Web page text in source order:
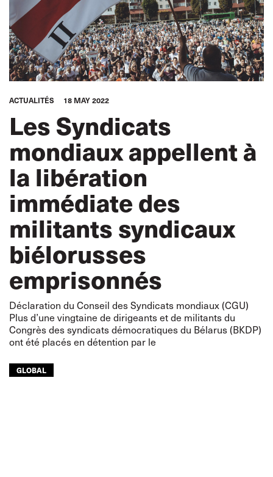
ACTUALITÉS 18 MAY 2022
Les Syndicats
mondiaux appellent à
la libération
immédiate des
militants syndicaux
biélorusses
emprisonnés
Déclaration du Conseil des Syndicats mondiaux (CGU)
Plus d’une vingtaine de dirigeants et de militants du
Congrès des syndicats démocratiques du Bélarus (BKDP)
ont été placés en détention par le
GLOBAL